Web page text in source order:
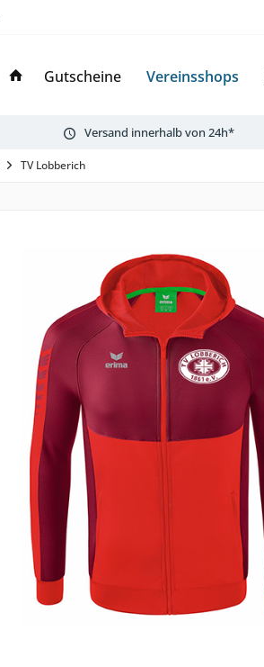
Gutscheine Vereinsshops
Versand innerhalb von 24h*
TV Lobberich